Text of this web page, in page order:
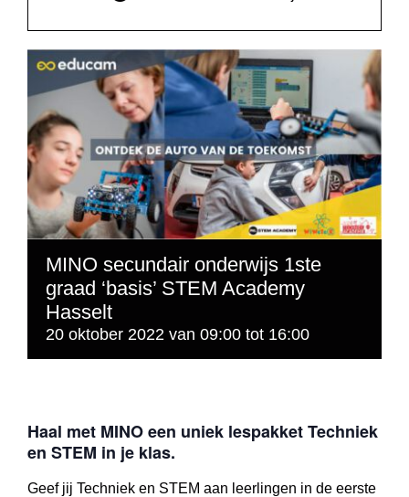
MINO secundair onderwijs 1ste
graad ‘basis’ STEM Academy
Hasselt
20 oktober 2022 van 09:00 tot 16:00
Haal met MINO een uniek lespakket Techniek
en STEM in je klas.
Geef jij Techniek en STEM aan leerlingen in de eerste